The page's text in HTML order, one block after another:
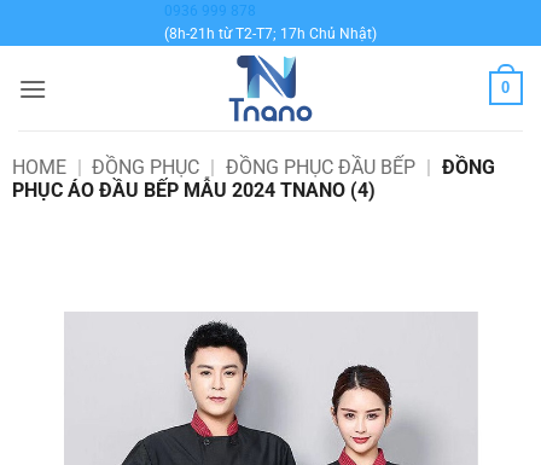
qua
dung
0936 999 878
(8h-21h từ T2-T7; 17h Chủ Nhật)
0
HOME | ĐỒNG PHỤC | ĐỒNG PHỤC ĐẦU BẾP | ĐỒNG
PHỤC ÁO ĐẦU BẾP MẪU 2024 TNANO (4)